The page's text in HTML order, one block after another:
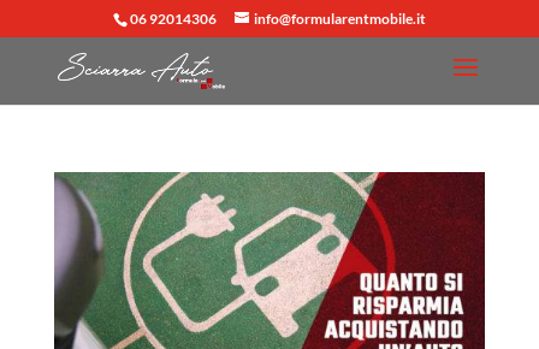
06 92014306 info@formularentmobile.it